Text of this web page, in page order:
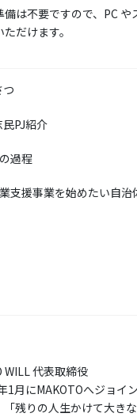
は不要ですので、PC や
だけます。
PJ紹介
過程
支援事業を始めたい自治
代表取締役
1月にMAKOTOへジョイ
残りの人生かけて大き